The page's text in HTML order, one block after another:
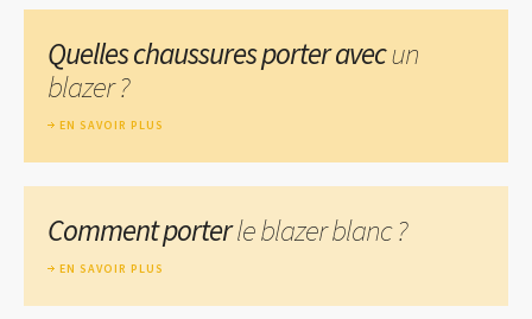
Quelles chaussures porter avecun
blazer ?
EN SAVOIR PLUS
Comment porterle blazer blanc ?
EN SAVOIR PLUS